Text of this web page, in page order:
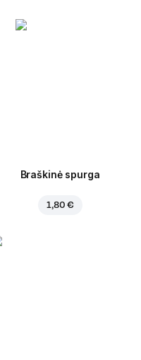
Braškinė spurga
1,80 €